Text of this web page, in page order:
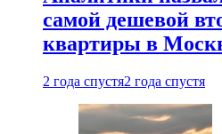
самой дешевой
квартиры в
2 года спустя2 года спустя